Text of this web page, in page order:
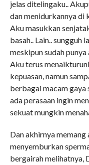
jelas ditelingaku..
dan menidurkannya di
Aku masukkan
basah.. Lain.. sungguh
meskipun sudah
Aku terus
kepuasan, namun
berbagai macam gaya
ada perasaan ingin
sekuat mungkin
Dan akhirnya memang
menyemburkan
bergairah melihatnya,